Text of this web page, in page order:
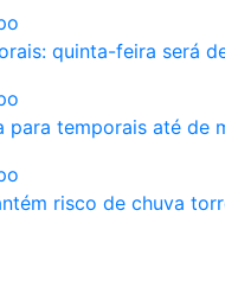
quinta-feira será
para temporais até de
risco de chuva